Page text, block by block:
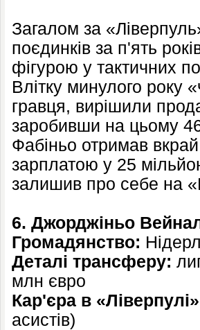
Загалом за
поєдинків за п'ять
фігурою у тактичних
Влітку минулого року
гравця, вирішили
заробивши на цьому
Фабіньо отримав вкрай
зарплатою у 25
залишив про себе на
6. Джорджіньо
Громадянство:
Деталі трансферу:
млн євро
Кар'єра в
асистів)